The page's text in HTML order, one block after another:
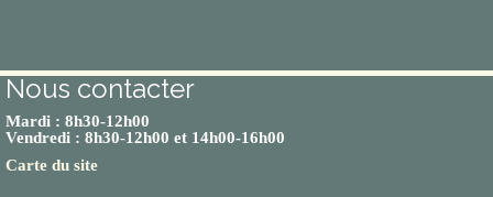
Nous contacter
Mardi : 8h30-12h00
Vendredi : 8h30-12h00 et 14h00-16h00
Carte du site